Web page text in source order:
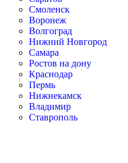
Смоленск
Воронеж
Волгоград
Нижний Новгород
Самара
Ростов на дону
Краснодар
Пермь
Нижнекамск
Владимир
Ставрополь